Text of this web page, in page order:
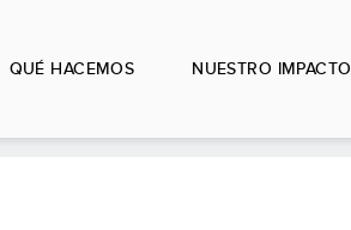
QUÉ HACEMOS NUESTRO IMPACTO